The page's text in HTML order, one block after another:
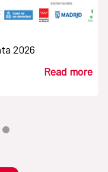
2026
Read more
carousel to its element
the carousel to its
Moves the carousel to its